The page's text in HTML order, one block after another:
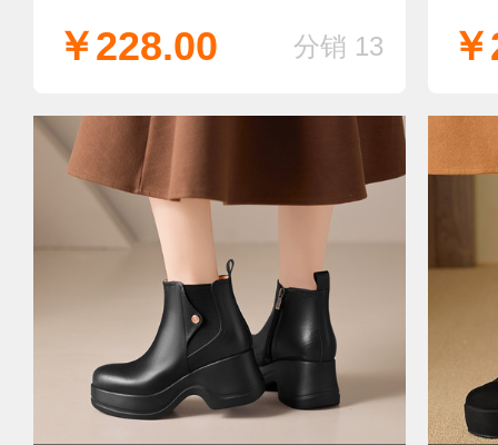
￥228.00 分销 13